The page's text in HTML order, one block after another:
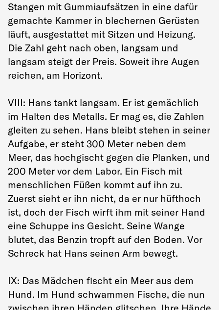
Stangen mit Gummiaufsätzen in eine dafür
gemachte Kammer in blechernen Gerüsten
läuft, ausgestattet mit Sitzen und Heizung.
Die Zahl geht nach oben, langsam und
langsam steigt der Preis. Soweit ihre Augen
reichen, am Horizont.
VIII: Hans tankt langsam. Er ist gemächlich
im Halten des Metalls. Er mag es, die Zahlen
gleiten zu sehen. Hans bleibt stehen in seiner
Aufgabe, er steht 300 Meter neben dem
Meer, das hochgischt gegen die Planken, und
200 Meter vor dem Labor. Ein Fisch mit
menschlichen Füßen kommt auf ihn zu.
Zuerst sieht er ihn nicht, da er nur hüfthoch
ist, doch der Fisch wirft ihm mit seiner Hand
eine Schuppe ins Gesicht. Seine Wange
blutet, das Benzin tropft auf den Boden. Vor
Schreck hat Hans seinen Arm bewegt.
IX: Das Mädchen fischt ein Meer aus dem
Hund. Im Hund schwammen Fische, die nun